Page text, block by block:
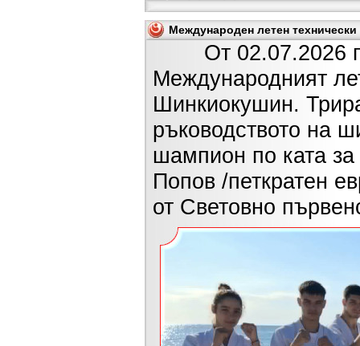
Международен летен
От 02.07.2026 г.
Международният
Шинкиокушин.
ръководството на
шампион по ката
Попов /петкратен
от Световно